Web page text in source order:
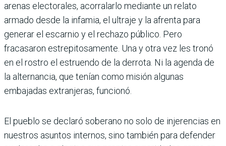
arenas electorales, acorralarlo mediante un relato
armado desde la infamia, el ultraje y la afrenta para
generar el escarnio y el rechazo público. Pero
fracasaron estrepitosamente. Una y otra vez les tronó
en el rostro el estruendo de la derrota. Ni la agenda de
la alternancia, que tenían como misión algunas
embajadas extranjeras, funcionó.
El pueblo se declaró soberano no solo de injerencias en
nuestros asuntos internos, sino también para defender